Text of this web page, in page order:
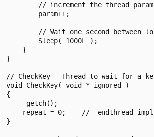
// increment the thread
        param++;
// Wait one second between
        Sleep( 1000L );
    }
}
// CheckKey - Thread to wait for a
void CheckKey( void * ignored )
{
    _getch();
repeat = 0;    // _endthread
}